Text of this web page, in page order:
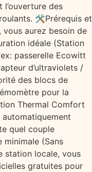
des
🛠️Prérequis et
aurez besoin de
idéale (Station
passerelle Ecowitt
d’ultraviolets /
des blocs de
pour la
Thermal Comfort
quel couple
(Sans
station locale, vous
gratuites pour